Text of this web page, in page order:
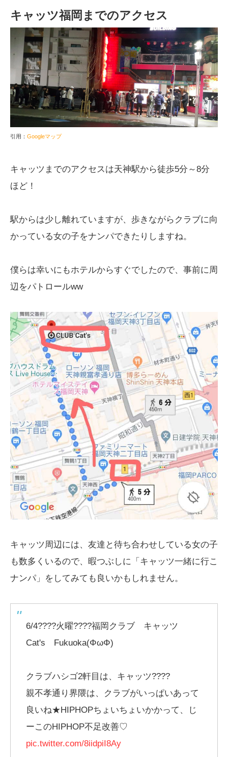
キャッツ福岡までのアクセス
引用： Googleマップ
キャッツまでのアクセスは天神駅から徒歩5分～8分
ほど！
駅からは少し離れていますが、歩きながらクラブに向
かっている女の子をナンパできたりしますね。
僕らは幸いにもホテルからすぐでしたので、事前に周
辺をパトロールww
キャッツ周辺には、友達と待ち合わせしている女の子
も数多くいるので、暇つぶしに「キャッツ一緒に行こ
ナンパ」をしてみても良いかもしれません。
6/4????火曜????福岡クラブ キャッツ
Cat's Fukuoka(ΦωΦ)
クラブハシゴ2軒目は、キャッツ????
親不孝通り界隈は、クラブがいっぱいあって
良いね★HIPHOPちょいちょいかかって、じ
ーこのHIPHOP不足改善♡
pic.twitter.com/8iidpiI8Ay